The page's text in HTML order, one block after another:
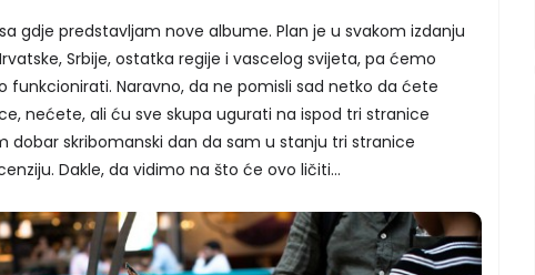
gdje predstavljam nove albume. Plan je u svakom izdanju
Srbije, ostatka regije i vascelog svijeta, pa ćemo
funkcionirati. Naravno, da ne pomisli sad netko da ćete
nećete, ali ću sve skupa ugurati na ispod tri stranice
dobar skribomanski dan da sam u stanju tri stranice
Dakle, da vidimo na što će ovo ličiti…